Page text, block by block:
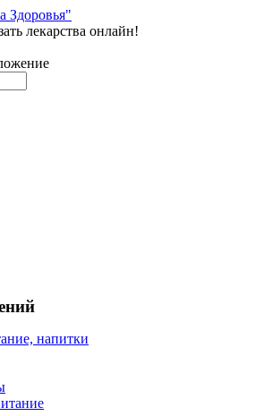
лекарства онлайн!
напитки